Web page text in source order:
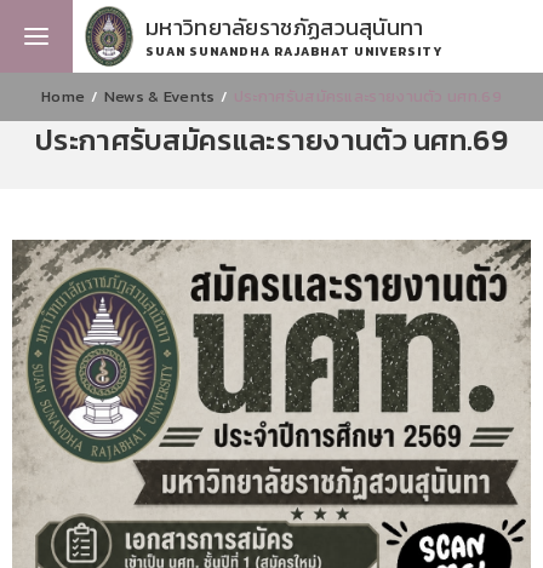
มหาวิทยาลัยราชภัฏสวนสุนันทา
SUAN SUNANDHA RAJABHAT UNIVERSITY
Home News & Events
ประกาศรับสมัครและรายงานตัว นศท.69